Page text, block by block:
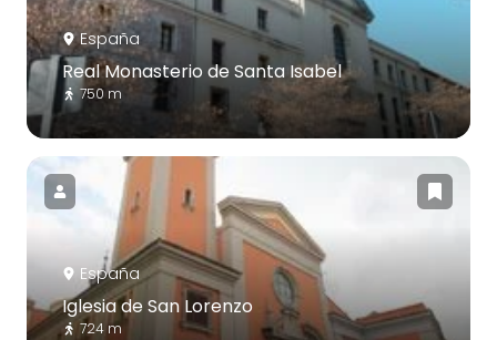
España
Real Monasterio de Santa Isabel
750 m
España
Iglesia de San Lorenzo
724 m